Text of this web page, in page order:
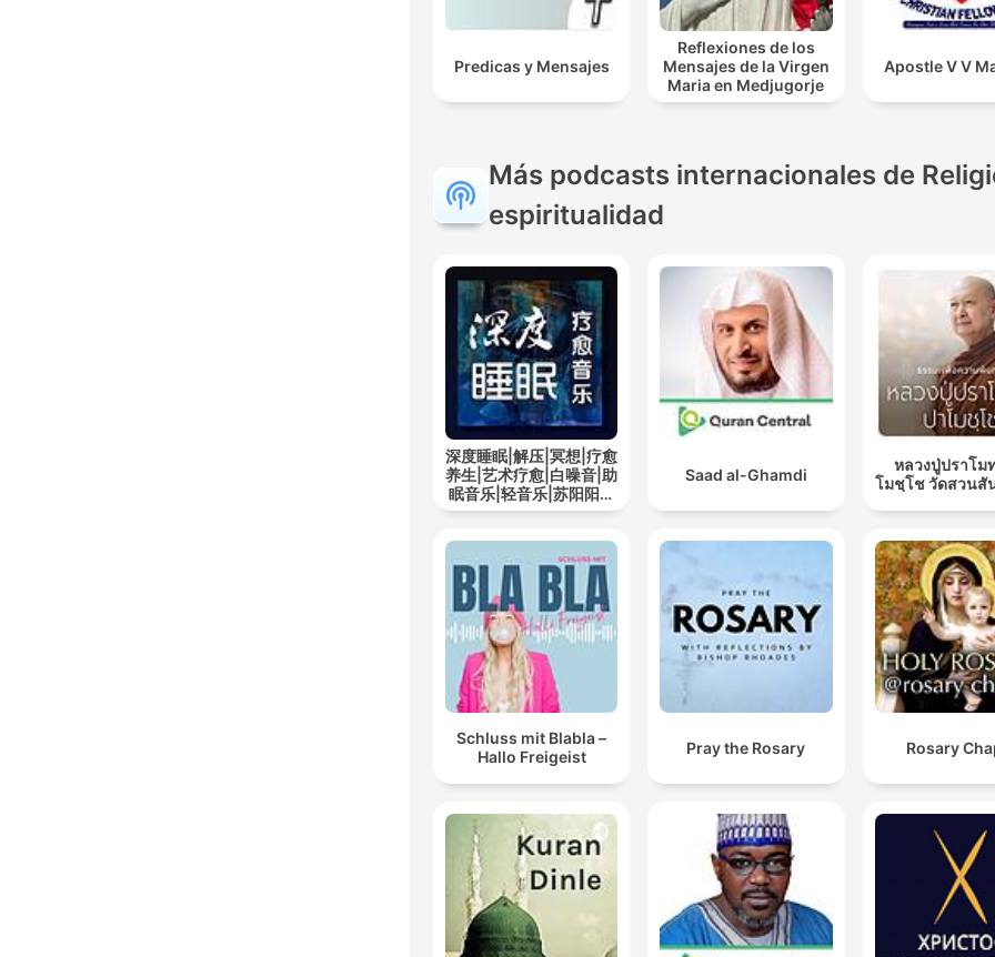
Predicas y Mensajes
Reflexiones de los
Mensajes de la Virgen
Maria en Medjugorje
Apostle V V
Más podcasts internacionales de
espiritualidad
深度睡眠|解压|冥想|疗愈
养生|艺术疗愈|白噪音|助
眠音乐|轻音乐|苏阳阳频
道
Saad al-Ghamdi
หลวงปู่ปราโม
โมชฺโช วัดสวนสั
Schluss mit Blabla –
Hallo Freigeist
Pray the Rosary Rosary